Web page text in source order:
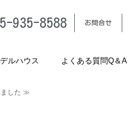
935-8588 お問合せ
ルハウス よくある質問Q＆A
ました ≫